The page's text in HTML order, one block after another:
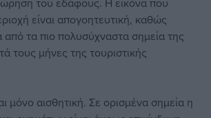
είναι απογοητευτική, καθώς
από τα πιο πολυσύχναστα σημεία της
τους μήνες της τουριστικής
μόνο αισθητική. Σε ορισμένα σημεία η